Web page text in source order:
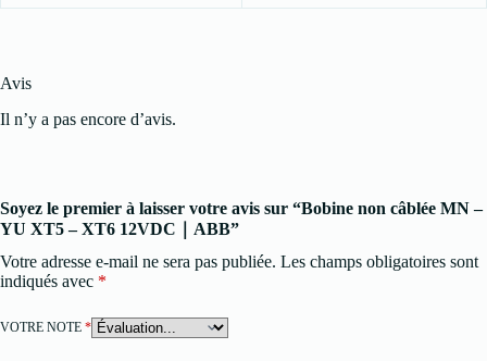
Avis
Il n’y a pas encore d’avis.
Soyez le premier à laisser votre avis sur “Bobine non câblée MN –
YU XT5 – XT6 12VDC｜ABB”
Votre adresse e-mail ne sera pas publiée. Les champs obligatoires sont
indiqués avec *
VOTRE NOTE *